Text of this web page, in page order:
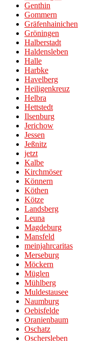
Genthin
Gommern
Gräfenhainichen
Gröningen
Halberstadt
Haldensleben
Halle
Harbke
Havelberg
Heiligenkreuz
Helbra
Hettstedt
Ilsenburg
Jerichow
Jessen
Jeßnitz
jetzt
Kalbe
Kirchmöser
Könnern
Köthen
Kötze
Landsberg
Leuna
Magdeburg
Mansfeld
meinjahrcaritas
Merseburg
Möckern
Müglen
Mühlberg
Muldestausee
Naumburg
Oebisfelde
Oranienbaum
Oschatz
Oschersleben